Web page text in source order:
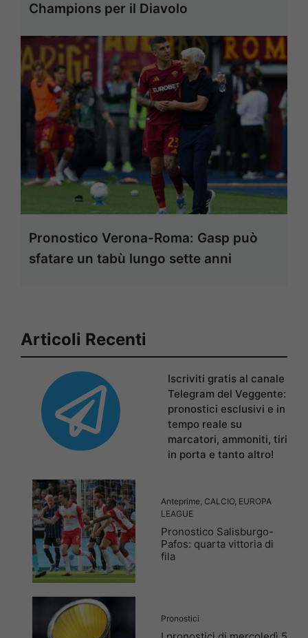
Champions per il Diavolo
Pronostico Verona-Roma: Gasp può
sfatare un tabù lungo sette anni
Articoli Recenti
Iscriviti gratis al canale
Telegram del Veggente:
pronostici esclusivi e in
tempo reale su
marcatori, ammoniti, tiri
in porta e tanto altro!
Anteprime, CALCIO, EUROPA
LEAGUE
Pronostico Salisburgo-
Pafos: quarta vittoria di
fila
Pronostici